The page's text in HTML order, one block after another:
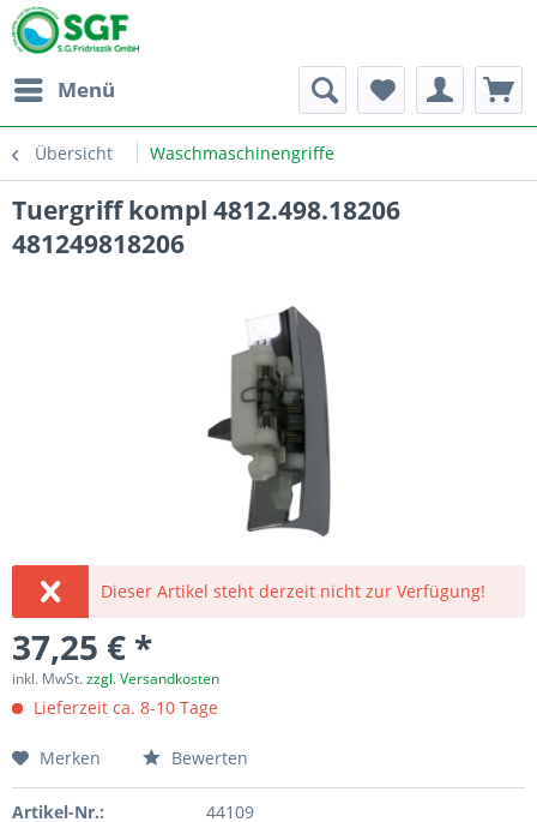
Menü
Übersicht Waschmaschinengriffe
Tuergriff kompl 4812.498.18206
481249818206
Dieser Artikel steht derzeit nicht zur Verfügung!
37,25 € *
inkl. MwSt.zzgl. Versandkosten
Lieferzeit ca. 8-10 Tage
Merken Bewerten
Artikel-Nr.: 44109